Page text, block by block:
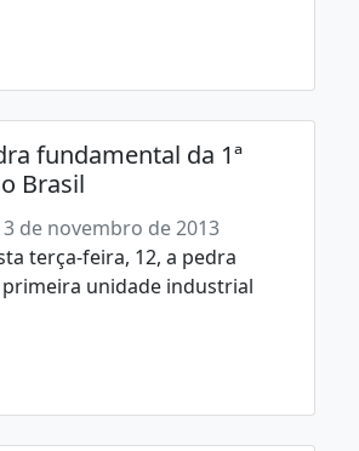
fundamental da 1ª
Brasil
de novembro de 2013
terça-feira, 12, a pedra
unidade industrial